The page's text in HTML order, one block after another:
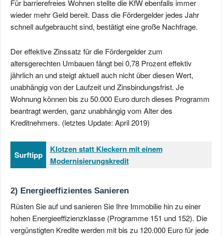
Für barrierefreies Wohnen stellte die KfW ebenfalls immer
wieder mehr Geld bereit. Dass die Fördergelder jedes Jahr
schnell aufgebraucht sind, bestätigt eine große Nachfrage.
Der effektive Zinssatz für die Fördergelder zum
altersgerechten Umbauen fängt bei 0,78 Prozent effektiv
jährlich an und steigt aktuell auch nicht über diesen Wert,
unabhängig von der Laufzeit und Zinsbindungsfrist. Je
Wohnung können bis zu 50.000 Euro durch dieses Programm
beantragt werden, ganz unabhängig vom Alter des
Kreditnehmers. (letztes Update: April 2019)
Surftipp
Klotzen statt Kleckern mit einem
Modernisierungskredit
2) Energieeffizientes Sanieren
Rüsten Sie auf und sanieren Sie Ihre Immobilie hin zu einer
hohen Energieeffizienzklasse (Programme 151 und 152). Die
vergünstigten Kredite werden mit bis zu 120.000 Euro für jede